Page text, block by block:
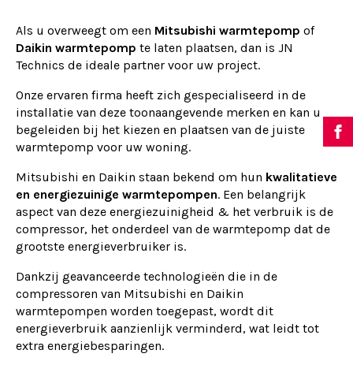
Als u overweegt om een Mitsubishi warmtepomp of
Daikin warmtepomp te laten plaatsen, dan is JN
Technics de ideale partner voor uw project.
Onze ervaren firma heeft zich gespecialiseerd in de
installatie van deze toonaangevende merken en kan u
begeleiden bij het kiezen en plaatsen van de juiste
warmtepomp voor uw woning.
Mitsubishi en Daikin staan bekend om hun kwalitatieve
en energiezuinige warmtepompen. Een belangrijk
aspect van deze energiezuinigheid & het verbruik is de
compressor, het onderdeel van de warmtepomp dat de
grootste energieverbruiker is.
Dankzij geavanceerde technologieën die in de
compressoren van Mitsubishi en Daikin
warmtepompen worden toegepast, wordt dit
energieverbruik aanzienlijk verminderd, wat leidt tot
extra energiebesparingen.